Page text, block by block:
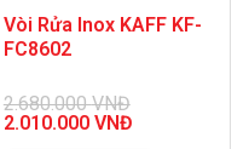
Vòi Rửa Inox KAFF KF-
FC8602
2.680.000VNĐ
Giá
2.010.000 VNĐ